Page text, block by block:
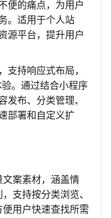
便的痛点，为用户
。适用于个人站
源平台，提升用户
支持响应式布局，
。通过结合小程序
发布、分类管理、
部署和自定义扩
文案素材，涵盖情
支持按分类浏览、
用户快速查找所需